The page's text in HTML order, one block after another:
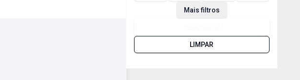
Mais filtros
LIMPAR